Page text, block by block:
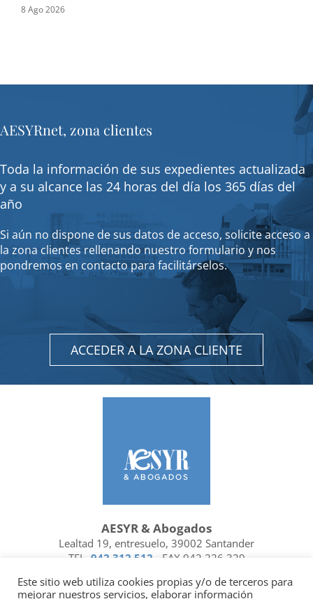
8 Ago 2026
AESYRnet, zona clientes
Toda la información de sus expedientes actualizada
y a su alcance las 24 horas del día los 365 días del
año
Si aún no dispone de sus datos de acceso, solicite acceso a
la zona clientes rellenando nuestro formulario y nos
pondremos en contacto para facilitárselos.
ACCEDER A LA ZONA CLIENTE
AESYR & Abogados
Lealtad 19, entresuelo, 39002 Santander
TEL. 942 312 512 - FAX 942 226 329
Este sitio web utiliza cookies propias y/o de terceros para
mejorar nuestros servicios, elaborar información